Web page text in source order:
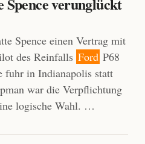
Spence einen Vertrag mit
des Reinfalls Ford P68
fuhr in Indianapolis statt
war die Verpflichtung
logische Wahl. …